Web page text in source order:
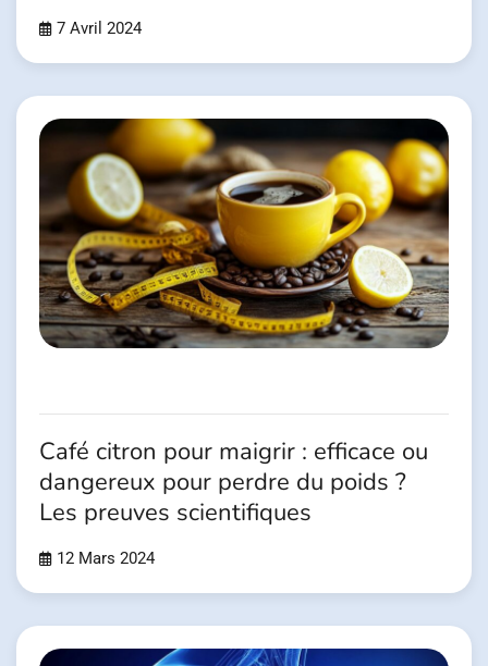
7 Avril 2024
Café citron pour maigrir : efficace ou
dangereux pour perdre du poids ?
Les preuves scientifiques
12 Mars 2024